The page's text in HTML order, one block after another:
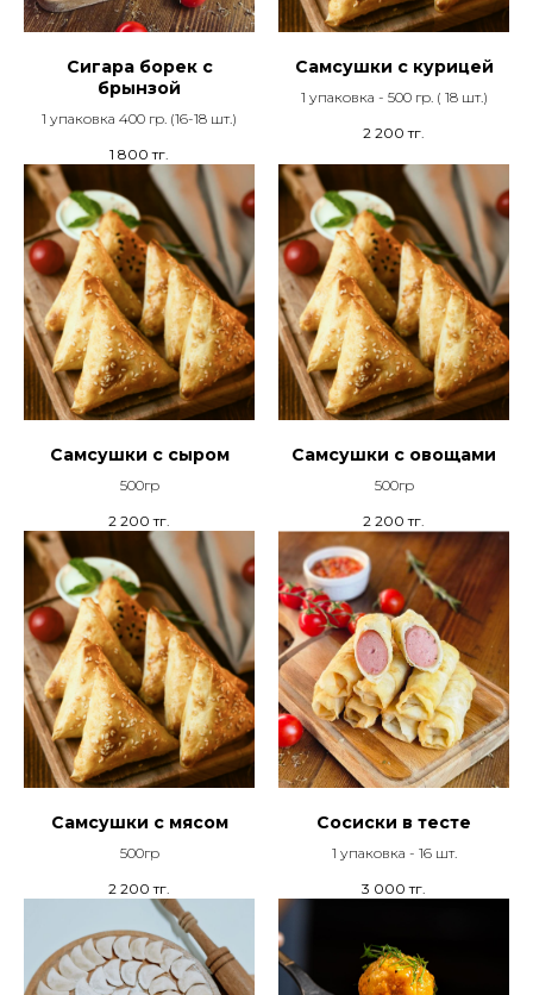
Сигара борек с
брынзой
1 упаковка 400 гр. (16-18 шт.)
1 800 тг.
Самсушки с курицей
1 упаковка - 500 гр. ( 18 шт.)
2 200 тг.
Самсушки с сыром
500гр
2 200 тг.
Самсушки с овощами
500гр
2 200 тг.
Самсушки с мясом
500гр
2 200 тг.
Сосиски в тесте
1 упаковка - 16 шт.
3 000 тг.